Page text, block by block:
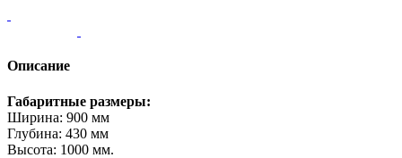
Описание
Габаритные размеры:
Ширина: 900 мм
Глубина: 430 мм
Высота: 1000 мм.